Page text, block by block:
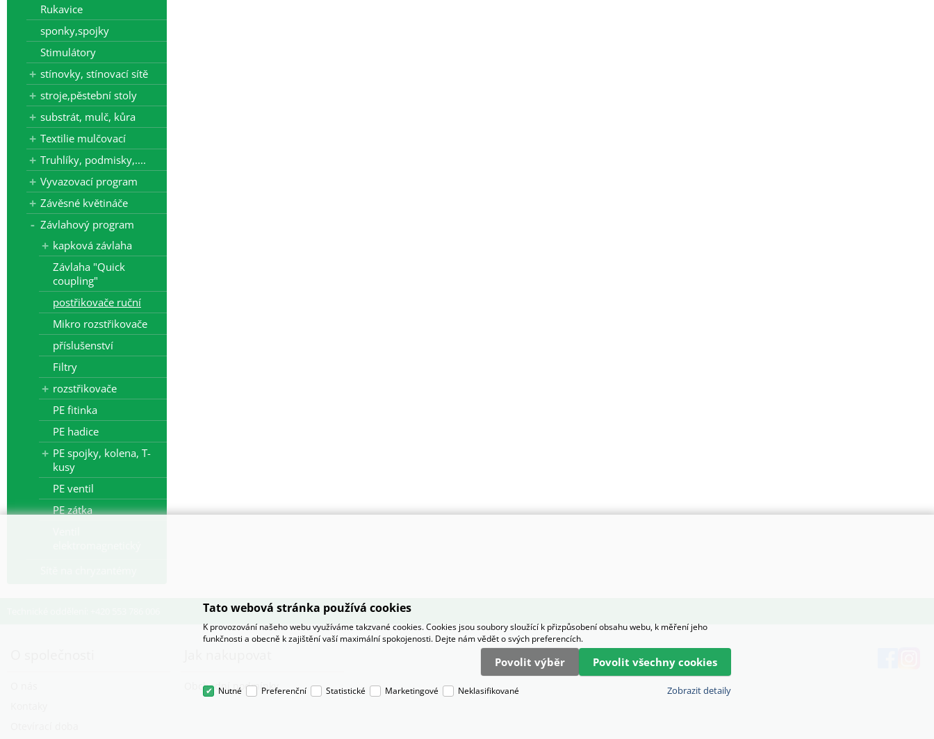
Rukavice
sponky,spojky
Stimulátory
stínovky, stínovací sítě
stroje,pěstební stoly
substrát, mulč, kůra
Textilie mulčovací
Truhlíky, podmisky,....
Vyvazovací program
Závěsné květináče
Závlahový program
kapková závlaha
Závlaha "Quick
coupling"
postřikovače ruční
Mikro rozstřikovače
příslušenství
Filtry
rozstřikovače
PE fitinka
PE hadice
PE spojky, kolena, T-
kusy
PE ventil
PE zátka
Obchodní podmínky
Tato webová stránka používá cookies
K provozování našeho webu využíváme takzvané cookies. Cookies jsou soubory sloužící k přizpůsobení obsahu webu, k měření jeho
funkčnosti a obecně k zajištění vaší maximální spokojenosti. Dejte nám vědět o svých preferencích.
Povolit výběr Povolit všechny cookies
Nutné Preferenční Statistické Marketingové Neklasifikované Zobrazit detaily